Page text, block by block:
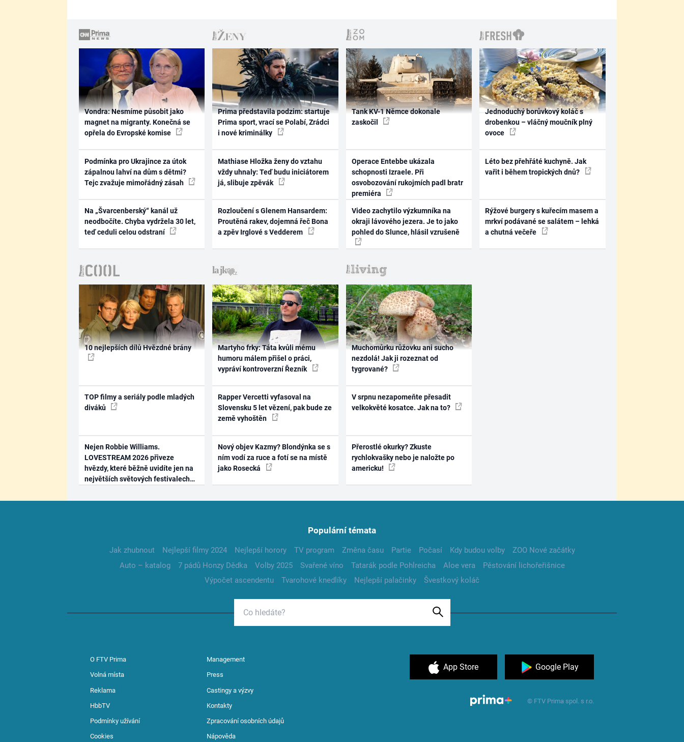
Vondra: Nesmíme působit jako
magnet na migranty. Konečná se
opřela do Evropské komise
Podmínka pro Ukrajince za útok
zápalnou lahví na dům s dětmi?
Tejc zvažuje mimořádný zásah
Na „Švarcenberský“ kanál už
neodbočíte. Chyba vydržela 30 let,
teď ceduli celou odstraní
Prima představila podzim: startuje
Prima sport, vrací se Polabí, Zrádci
i nové kriminálky
Mathiase Hložka ženy do vztahu
vždy uhnaly: Teď budu iniciátorem
já, slibuje zpěvák
Rozloučení s Glenem Hansardem:
Proutěná rakev, dojemná řeč Bona
a zpěv Irglové s Vedderem
Tank KV-1 Němce dokonale
zaskočil
Operace Entebbe ukázala
schopnosti Izraele. Při
osvobozování rukojmích padl bratr
premiéra
Video zachytilo výzkumníka na
okraji lávového jezera. Je to jako
pohled do Slunce, hlásil vzrušeně
Jednoduchý borůvkový koláč s
drobenkou – vláčný moučník plný
ovoce
Léto bez přehřáté kuchyně. Jak
vařit i během tropických dnů?
Rýžové burgery s kuřecím masem a
mrkví podávané se salátem – lehká
a chutná večeře
10 nejlepších dílů Hvězdné brány
TOP filmy a seriály podle mladých
diváků
Nejen Robbie Williams.
LOVESTREAM 2026 přiveze
hvězdy, které běžně uvidíte jen na
největších světových festivalech
Martyho frky: Táta kvůli mému
humoru málem přišel o práci,
vypráví kontroverzní Řezník
Rapper Vercetti vyfasoval na
Slovensku 5 let vězení, pak bude ze
země vyhoštěn
Nový objev Kazmy? Blondýnka se s
ním vodí za ruce a fotí se na místě
jako Rosecká
Muchomůrku růžovku ani sucho
nezdolá! Jak ji rozeznat od
tygrované?
V srpnu nezapomeňte přesadit
velkokvěté kosatce. Jak na to?
Přerostlé okurky? Zkuste
rychlokvašky nebo je naložte po
americku!
Populární témata
Jak zhubnout Nejlepší filmy 2024 Nejlepší horory TV program Změna času Partie Počasí Kdy budou volby
ZOO Nové začátky
Auto – katalog
7 pádů Honzy Dědka Volby 2025 Svařené víno Tatarák podle Pohlreicha Aloe vera
Pěstování lichořeřišnice
Výpočet ascendentu
Tvarohové knedlíky Nejlepší palačinky Švestkový koláč
O FTV Prima Management
Volná místa Press
Reklama Castingy a výzvy
HbbTV Kontakty
Podmínky užívání Zpracování osobních údajů
Cookies Nápověda
App Store Google Play
© FTV Prima spol. s r.o.